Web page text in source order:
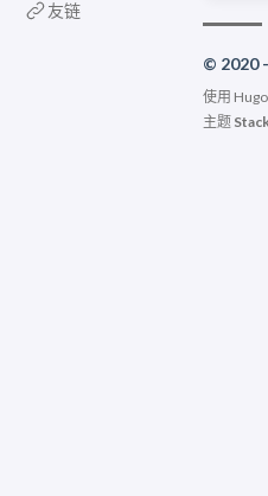
友链
© 2020
使用 Hugo
主题